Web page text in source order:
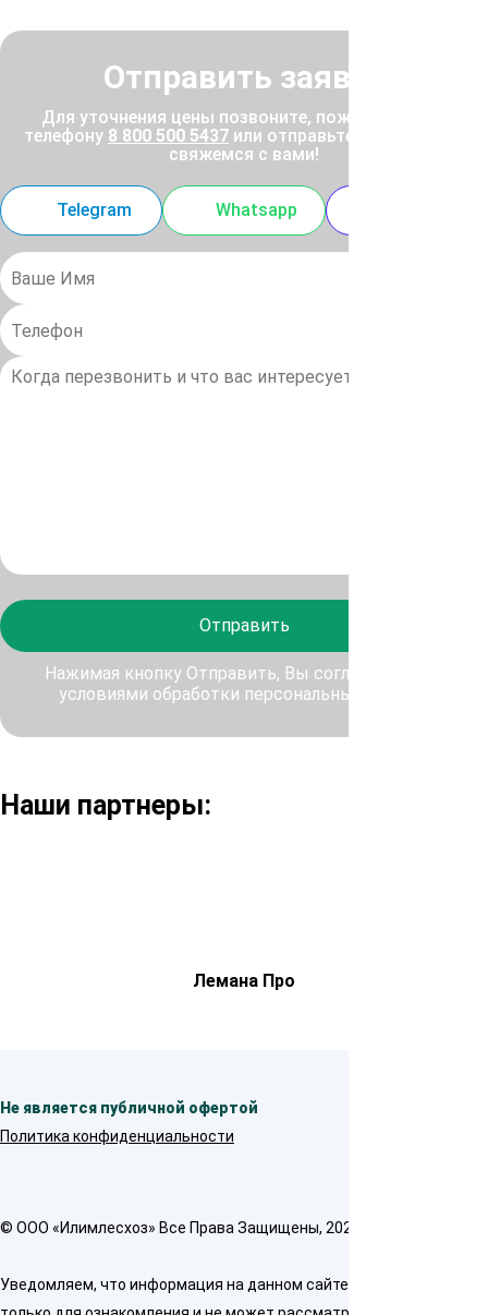
Отправить заявку
Для уточнения цены позвоните, пожалуйста, по
телефону 8 800 500 5437 или отправьте заявку, и мы
свяжемся с вами!
Telegram Whatsapp
Отправить
Нажимая кнопку Отправить, Вы соглашаетесь с
условиями обработки персональных данных
Наши партнеры:
Лемана Про
Не является публичной офертой
Политика конфиденциальности
© OOO «Илимлесхоз» Все Права Защищены, 2026
Уведомляем, что информация на данном сайте предназначена